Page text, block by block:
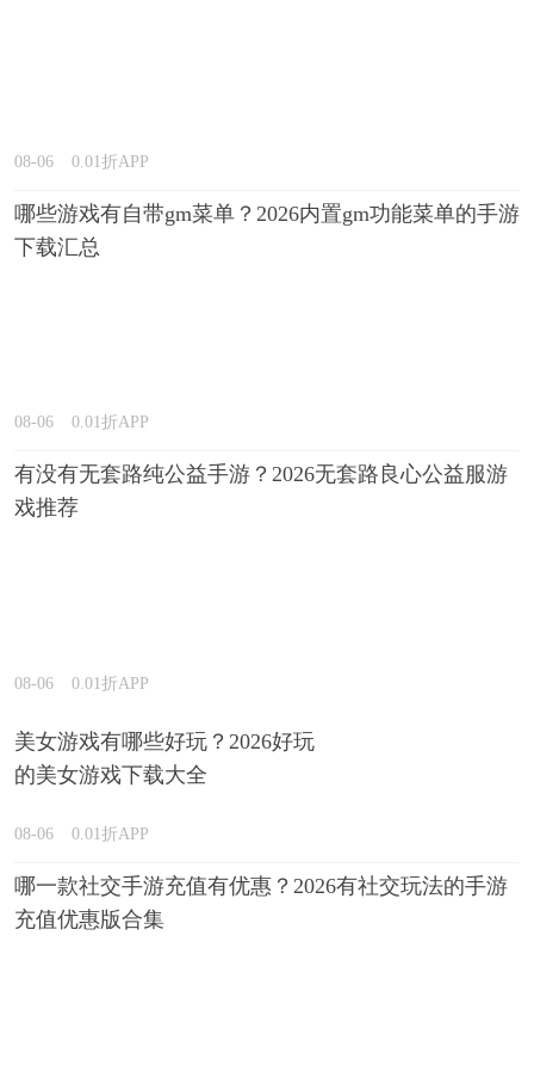
08-06 0.01折APP
哪些游戏有自带gm菜单？2026内置gm功能菜单的手游
下载汇总
08-06 0.01折APP
有没有无套路纯公益手游？2026无套路良心公益服游
戏推荐
08-06 0.01折APP
美女游戏有哪些好玩？2026好玩
的美女游戏下载大全
08-06 0.01折APP
哪一款社交手游充值有优惠？2026有社交玩法的手游
充值优惠版合集